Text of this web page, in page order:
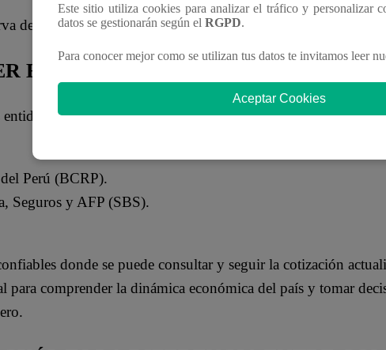
del Perú – BCRP (@bcrpoficial)May 14, 2026
EL PRECIO DEL DÓLAR EN PERÚ?
en Perú proporcionan información sobre el precio
Perú (BCRP).
Seguros y AFP (SBS).
donde se puede consultar y seguir la cotización
para comprender la dinámica económica del país y tomar
Este sitio utiliza cookies para analizar el tráfico y personalizar
datos se gestionarán según el RGPD.
Para conocer mejor como se utilizan tus datos te invitamos leer
Aceptar Cookies